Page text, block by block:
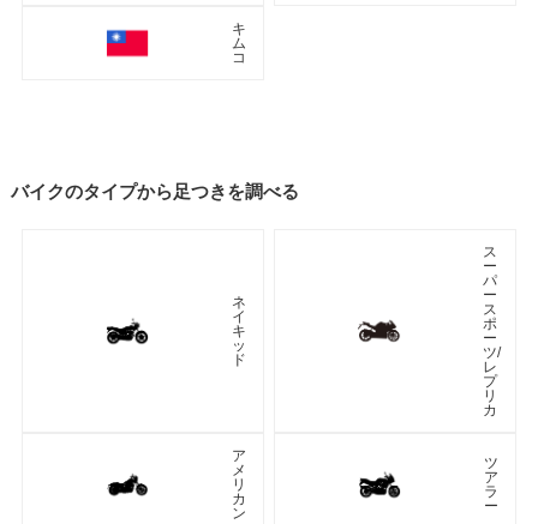
キ
ム
コ
バイクのタイプから足つきを調べる
ネ
イ
キ
ッ
ド
ス
ー
パ
ー
ス
ポ
ー
ツ/
レ
プ
リ
カ
ア
メ
リ
カ
ン
ツ
ア
ラ
ー